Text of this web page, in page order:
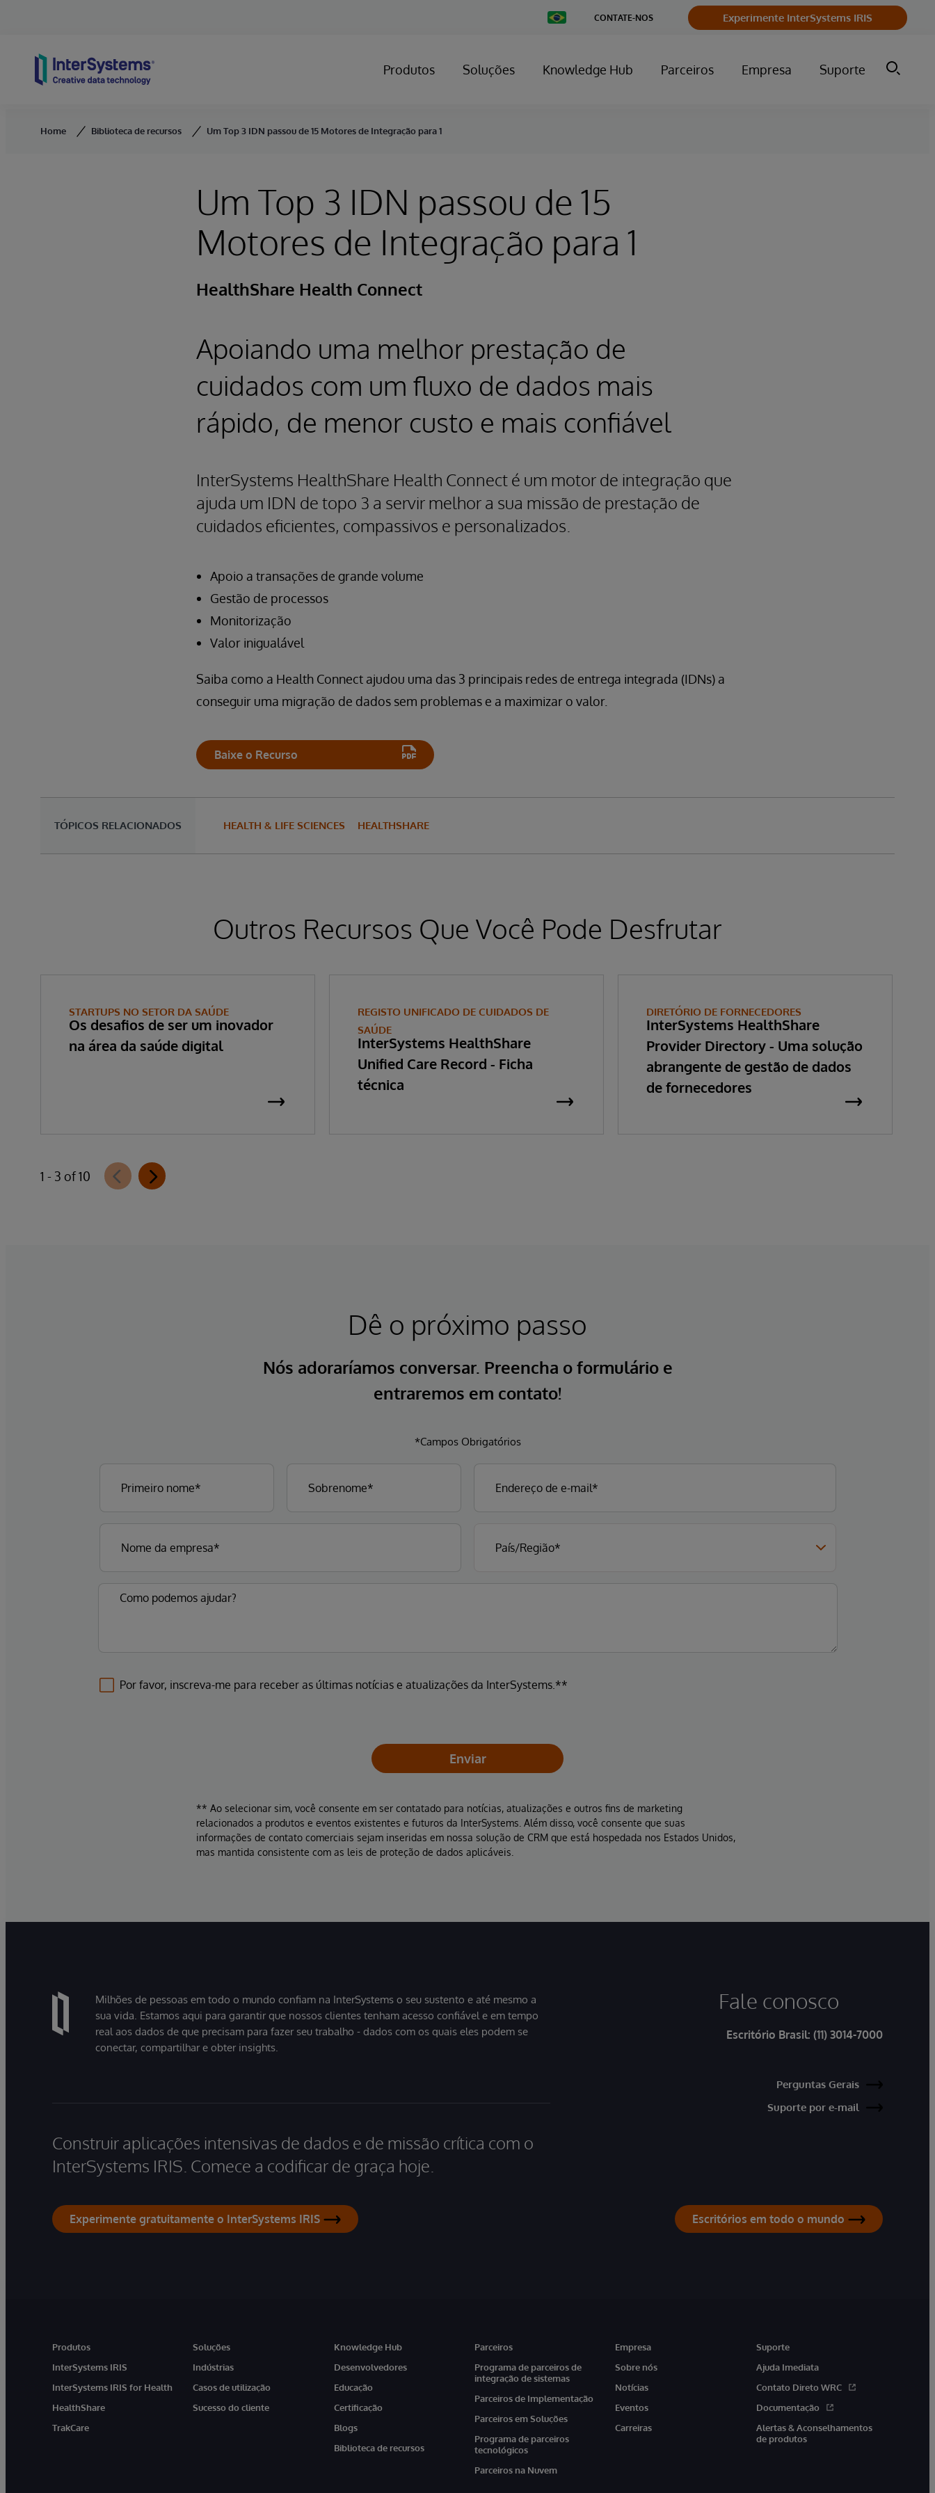
Change
Country
CONTATE-NOS Experimente InterSystems IRIS
Produtos Soluções Knowledge Hub Parceiros Empresa Suporte
Home Biblioteca de recursos Um Top 3 IDN passou de 15 Motores de Integração para 1
Um Top 3 IDN passou de 15
Motores de Integração para 1
HealthShare Health Connect
Apoiando uma melhor prestação de
cuidados com um fluxo de dados mais
rápido, de menor custo e mais confiável
InterSystems HealthShare Health Connect é um motor de integração que
ajuda um IDN de topo 3 a servir melhor a sua missão de prestação de
cuidados eficientes, compassivos e personalizados.
Apoio a transações de grande volume
Gestão de processos
Monitorização
Valor inigualável
Saiba como a Health Connect ajudou uma das 3 principais redes de entrega integrada (IDNs) a
conseguir uma migração de dados sem problemas e a maximizar o valor.
Baixe o Recurso
TÓPICOS RELACIONADOS HEALTH & LIFE SCIENCES HEALTHSHARE
Outros Recursos Que Você Pode Desfrutar
STARTUPS NO SETOR DA SAÚDE
Os desafios de ser um inovador
na área da saúde digital
REGISTO UNIFICADO DE CUIDADOS DE
SAÚDE
InterSystems HealthShare
Unified Care Record - Ficha
técnica
DIRETÓRIO DE FORNECEDORES
InterSystems HealthShare
Provider Directory - Uma solução
abrangente de gestão de dados
de fornecedores
1 - 3 of 10
Dê o próximo passo
Nós adoraríamos conversar. Preencha o formulário e
entraremos em contato!
*Campos Obrigatórios
Por favor, inscreva-me para receber as últimas notícias e atualizações da InterSystems.**
Enviar
** Ao selecionar sim, você consente em ser contatado para notícias, atualizações e outros fins de marketing
relacionados a produtos e eventos existentes e futuros da InterSystems. Além disso, você consente que suas
informações de contato comerciais sejam inseridas em nossa solução de CRM que está hospedada nos Estados Unidos,
mas mantida consistente com as leis de proteção de dados aplicáveis.
Milhões de pessoas em todo o mundo confiam na InterSystems o seu sustento e até mesmo a
sua vida. Estamos aqui para garantir que nossos clientes tenham acesso confiável e em tempo
real aos dados de que precisam para fazer seu trabalho - dados com os quais eles podem se
conectar, compartilhar e obter insights.
Construir aplicações intensivas de dados e de missão crítica com o
InterSystems IRIS. Comece a codificar de graça hoje.
Experimente gratuitamente o InterSystems IRIS
Fale conosco
Escritório Brasil: (11) 3014-7000
Perguntas Gerais
Suporte por e-mail
Escritórios em todo o mundo
Produtos
InterSystems IRIS
InterSystems IRIS for Health
HealthShare
TrakCare
Soluções
Indústrias
Casos de utilização
Sucesso do cliente
Knowledge Hub
Desenvolvedores
Educação
Certificação
Blogs
Biblioteca de recursos
Parceiros
Programa de parceiros de
integração de sistemas
Parceiros de Implementação
Parceiros em Soluções
Programa de parceiros
tecnológicos
Parceiros na Nuvem
Empresa
Sobre nós
Notícias
Eventos
Carreiras
Suporte
Ajuda Imediata
Contato Direto WRC
Documentação
Alertas & Aconselhamentos
de produtos